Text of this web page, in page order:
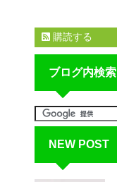
購読する
ブログ内検索
NEW POST